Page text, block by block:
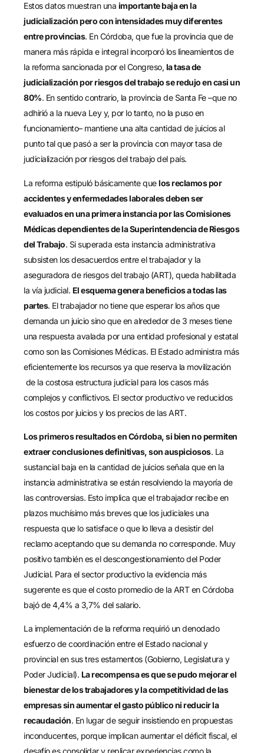
Estos datos muestran una importante baja en la
judicialización pero con intensidades muy diferentes
entre provincias. En Córdoba, que fue la provincia que de
manera más rápida e integral incorporó los lineamientos de
la reforma sancionada por el Congreso, la tasa de
judicialización por riesgos del trabajo se redujo en casi un
80%. En sentido contrario, la provincia de Santa Fe –que no
adhirió a la nueva Ley y, por lo tanto, no la puso en
funcionamiento– mantiene una alta cantidad de juicios al
punto tal que pasó a ser la provincia con mayor tasa de
judicialización por riesgos del trabajo del país.
La reforma estipuló básicamente quelos reclamos por
accidentes y enfermedades laborales deben ser
evaluados en una primera instancia por las Comisiones
Médicas dependientes de la Superintendencia de Riesgos
del Trabajo. Si superada esta instancia administrativa
subsisten los desacuerdos entre el trabajador y la
aseguradora de riesgos del trabajo (ART), queda habilitada
la vía judicial. El esquema genera beneficios a todas las
partes. El trabajador no tiene que esperar los años que
demanda un juicio sino que en alrededor de 3 meses tiene
una respuesta avalada por una entidad profesional y estatal
como son las Comisiones Médicas. El Estado administra más
eficientemente los recursos ya que reserva la movilización
de la costosa estructura judicial para los casos más
complejos y conflictivos. El sector productivo ve reducidos
los costos por juicios y los precios de las ART.
Los primeros resultados en Córdoba, si bien no permiten
extraer conclusiones definitivas, son auspiciosos. La
sustancial baja en la cantidad de juicios señala que en la
instancia administrativa se están resolviendo la mayoría de
las controversias. Esto implica que el trabajador recibe en
plazos muchísimo más breves que los judiciales una
respuesta que lo satisface o que lo lleva a desistir del
reclamo aceptando que su demanda no corresponde. Muy
positivo también es el descongestionamiento del Poder
Judicial. Para el sector productivo la evidencia más
sugerente es que el costo promedio de la ART en Córdoba
bajó de 4,4% a 3,7% del salario.
La implementación de la reforma requirió un denodado
esfuerzo de coordinación entre el Estado nacional y
provincial en sus tres estamentos (Gobierno, Legislatura y
Poder Judicial). La recompensa es que se pudo mejorar el
bienestar de los trabajadores y la competitividad de las
empresas sin aumentar el gasto público ni reducir la
recaudación. En lugar de seguir insistiendo en propuestas
inconducentes, porque implican aumentar el déficit fiscal, el